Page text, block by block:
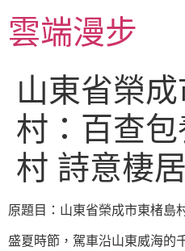
至雲端漫步
山東省榮
村：百查
村 詩意棲
原題目：山東省榮成市東楮島
盛夏時節，駕車沿山東威海的